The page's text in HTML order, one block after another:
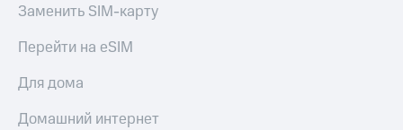
Заменить SIM-карту
Перейти на eSIM
Для дома
Домашний интернет